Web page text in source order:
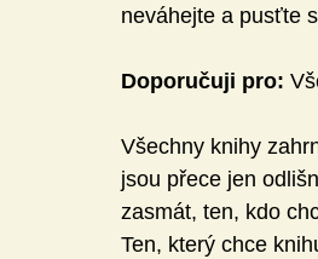
neváhejte a pusťte
Doporučuji pro:
Všechny knihy
jsou přece jen
zasmát, ten, kdo
Ten, který chce